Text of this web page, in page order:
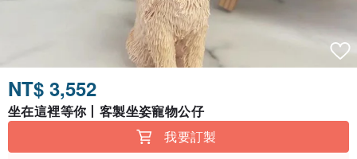
NT$ 3,552
坐在這裡等你丨客製坐姿寵物公仔
我要訂製